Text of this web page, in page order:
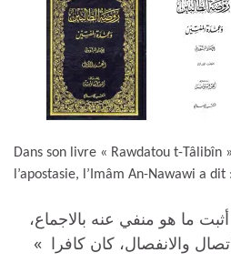
Dans son livre « Rawdatou t-Tâlibîn
l’apostasie, l’Imâm An-Nawawi a dit :
ما هو منفي عنه بالاجماع،
والانفصال، كان كافرا »